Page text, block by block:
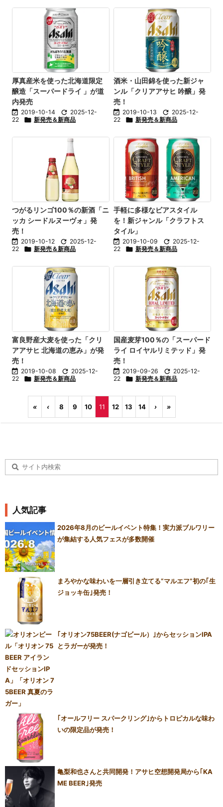
厚真産米を使った北海道限定
醸造「スーパードライ 」が道
内発売
 2019-10-14  2025-12-
22
 新発売＆新商品
酒米・山田錦を使った新ジャ
ンル「クリアアサヒ 吟醸」発
売！
 2019-10-13  2025-12-
22
 新発売＆新商品
つがるリンゴ100％の新酒「ニ
ッカ シードルヌーヴォ」発
売！
 2019-10-12  2025-12-
22
 新発売＆新商品
手軽に多様なビアスタイル
を！新ジャンル「クラフトス
タイル」
 2019-10-09  2025-12-
22
 新発売＆新商品
富良野産大麦を使った「クリ
アアサヒ 北海道の恵み」が発
売！
 2019-10-08  2025-12-
22
 新発売＆新商品
国産麦芽100％の「スーパード
ライ ロイヤルリミテッド」発
売！
 2019-09-26  2025-12-
22
 新発売＆新商品
« ‹ 8 9 10 11 12 13 14 › »
人気記事
2026年8月のビールイベント特集！実力派ブルワリー
が集結する人気フェスが多数開催
まろやかな味わいを一層引き立てる“マルエフ”初の｢生
ジョッキ缶｣発売！
｢オリオン75BEER(ナゴビール）｣からセッションIPA
とラガーが発売！
｢オールフリー スパークリング｣からトロピカルな味わ
いの限定品が発売！
亀梨和也さんと共同開発！アサヒ空想開発局から｢KA
ME BEER｣発売